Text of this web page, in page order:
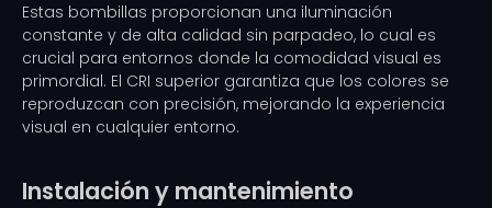
Estas bombillas proporcionan una iluminación
constante y de alta calidad sin parpadeo, lo cual es
crucial para entornos donde la comodidad visual es
primordial. El CRI superior garantiza que los colores se
reproduzcan con precisión, mejorando la experiencia
visual en cualquier entorno.
Instalación y mantenimiento